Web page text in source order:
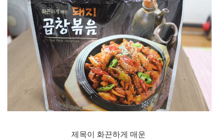
제목이 화끈하게 매운